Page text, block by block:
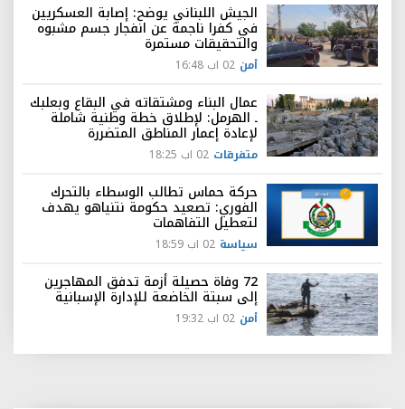
الجيش اللبناني يوضح: إصابة العسكريين
في كفرا ناجمة عن انفجار جسم مشبوه
والتحقيقات مستمرة
أمن 02 اب 16:48
عمال البناء ومشتقاته في البقاع وبعلبك
ـ الهرمل: لإطلاق خطة وطنية شاملة
لإعادة إعمار المناطق المتضررة
متفرقات 02 اب 18:25
حركة حماس تطالب الوسطاء بالتحرك
الفوري: تصعيد حكومة نتنياهو يهدف
لتعطيل التفاهمات
سياسة 02 اب 18:59
72 وفاة حصيلة أزمة تدفق المهاجرين
إلى سبتة الخاضعة للإدارة الإسبانية
أمن 02 اب 19:32